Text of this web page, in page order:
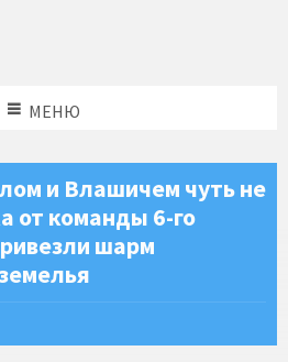
МЕНЮ
и Влашичем чуть не
от команды 6-го
шарм